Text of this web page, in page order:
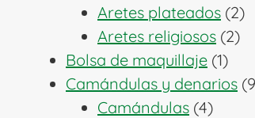
Aretes plateados 22
Aretes religiosos 22
Bolsa de maquillaje 11
Camándulas y denarios 9
Camándulas 44